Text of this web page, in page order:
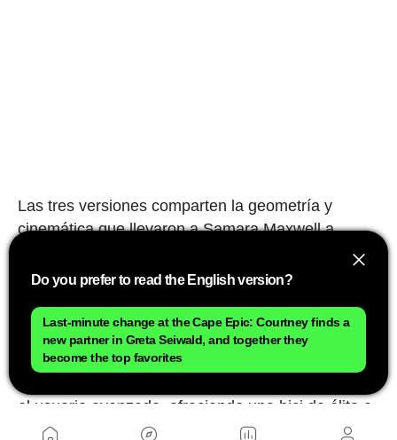
Las tres versiones comparten la geometría y
cinemática que llevaron a Samara Maxwell a
conquistar la Copa del Mundo XCO, así como la
fabricación en el propio centro de producción de
La apuesta por mantener los mismos estándares
de rigidez y eficiencia demuestra que la marca
el usuario avanzado, ofreciendo una bici de élite a
distintos niveles de equipamiento.
Do you prefer to read the English version?
Last-minute change at the Cape Epic: Courtney finds a
new partner in Greta Seiwald, and together they
become the top favorites